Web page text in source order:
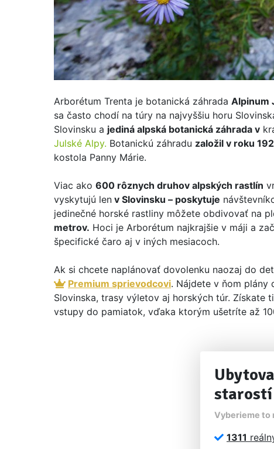
Arborétum Trenta je botanická záhrada Alpinum
sa často chodí na túry na najvyššiu horu
Slovinsku a jediná alpská botanická záhrada v
Julské Alpy. Botanickú záhradu založil v roku
kostola Panny Márie.
Viac ako 600 rôznych druhov alpských rastlín
vyskytujú len v Slovinsku – poskytuje
jedinečné horské rastliny môžete obdivovať na
metrov. Hoci je Arborétum najkrajšie v máji a
špecifické čaro aj v iných mesiacoch.
Ak si chcete naplánovať dovolenku naozaj do
Premium sprievodcovi. Nájdete v ňom plány
Slovinska, trasy výletov aj horských túr. Získate
vstupy do pamiatok, vďaka ktorým ušetríte až
starostí
Vyberieme to
1311